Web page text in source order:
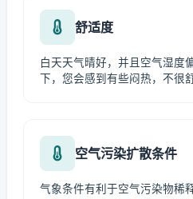
舒适度
白天天气晴好，并且空气湿度
下，您会感到有些闷热，不很舒
空气污染扩散条件
气象条件有利于空气污染物稀